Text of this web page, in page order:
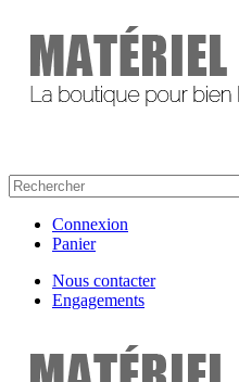
Connexion
Panier
Nous contacter
Engagements